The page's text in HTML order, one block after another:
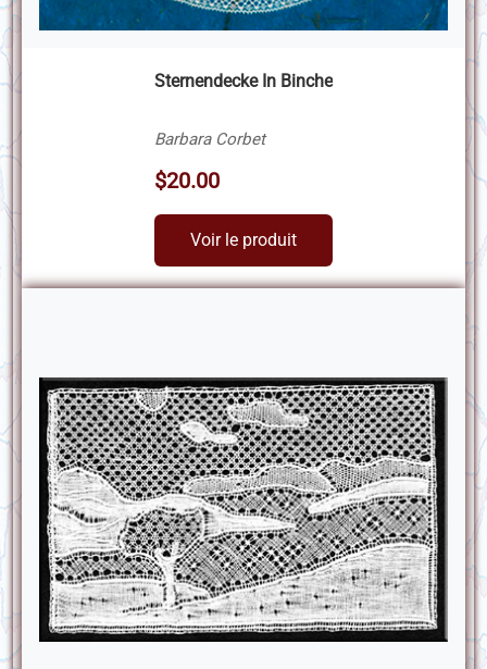
Sternendecke In Binche
Barbara Corbet
$20.00
Voir le produit